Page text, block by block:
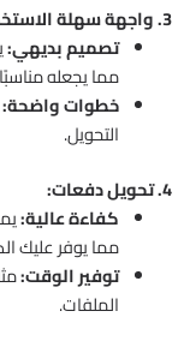
3. واجهة سهلة الاستخدام:
تصميم بديهي:
مما يجعله
خطوات واضحة:
التحويل.
4. تحويل دفعات:
كفاءة عالية:
مما يوفر عليك
توفير الوقت:
الملفات.